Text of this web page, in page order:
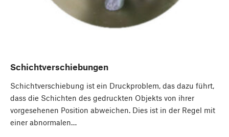
Schichtverschiebungen
Schichtverschiebung ist ein Druckproblem, das dazu führt,
dass die Schichten des gedruckten Objekts von ihrer
vorgesehenen Position abweichen. Dies ist in der Regel mit
einer abnormalen…